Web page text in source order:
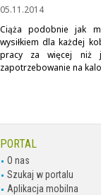
05.11.2014
Ciąża podobnie jak
wysiłkiem dla każdej
pracy za więcej niż
zapotrzebowanie na
PORTAL
O nas
Szukaj w portalu
Aplikacja mobilna